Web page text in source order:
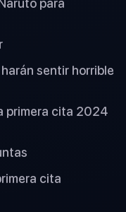
para
sentir horrible
primera cita 2024
cita